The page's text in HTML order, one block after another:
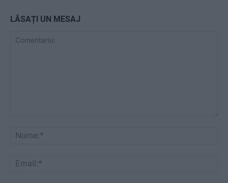
LĂSAȚI UN MESAJ